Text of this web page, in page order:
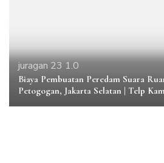
juragan 23 1.0
Biaya Pembuatan Peredam Suara
Petogogan, Jakarta Selatan | Telp